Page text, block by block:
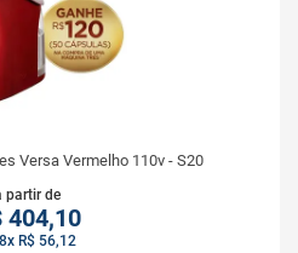
Versa Vermelho 110v - S20
partir de
404,10
R$ 56,12